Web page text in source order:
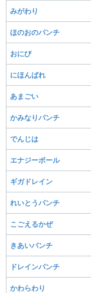
みがわり
ほのおのパンチ
おにび
にほんばれ
あまごい
かみなりパンチ
でんじは
エナジーボール
ギガドレイン
れいとうパンチ
こごえるかぜ
きあいパンチ
ドレインパンチ
かわらわり